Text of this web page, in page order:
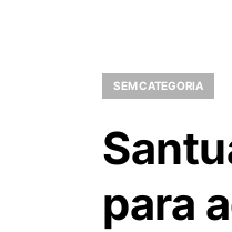
SEM CATEGORIA
para